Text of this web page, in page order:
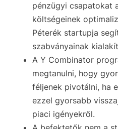
pénzügyi csapatokat
költségeinek
Péterék startupja
szabványainak
A Y Combinator
megtanulni, hogy
féljenek pivotálni, ha
ezzel gyorsabb
piaci igényekről.